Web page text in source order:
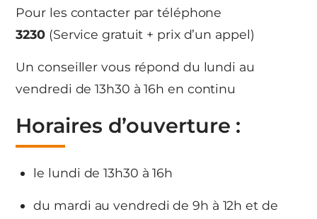
Pour les contacter par téléphone
3230 (Service gratuit + prix d’un appel)
Un conseiller vous répond du lundi au
vendredi de 13h30 à 16h en continu
Horaires d’ouverture :
le lundi de 13h30 à 16h
du mardi au vendredi de 9h à 12h et de